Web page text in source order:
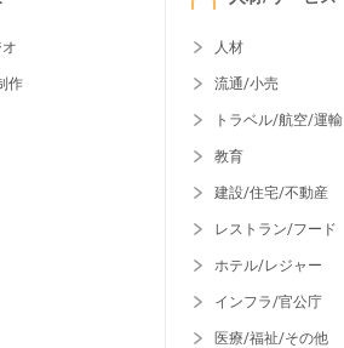
作
人材
流通/小売
トラベル/航空/運輸
教育
建設/住宅/不動産
レストラン/フード
ホテル/レジャー
インフラ/官公庁
医療/福祉/その他